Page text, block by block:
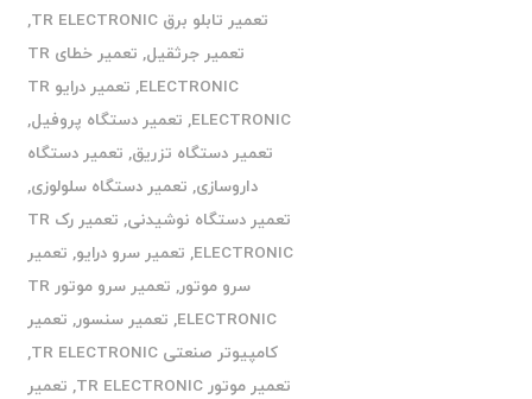
تعمیر تابلو برق TR ELECTRONIC
,
تعمیر جرثقیل,
تعمیر خطای TR
ELECTRONIC
,
تعمیر درایو TR
ELECTRONIC
, تعمیر دستگاه پروفیل,
تعمیر دستگاه تزریق, تعمیر دستگاه
داروسازی, تعمیر دستگاه سلولوزی,
تعمیر دستگاه نوشیدنی,
تعمیر رک TR
ELECTRONIC
, تعمیر سرو درایو, تعمیر
سرو موتور,
تعمیر سرو موتور TR
ELECTRONIC
, تعمیر سنسور, تعمیر
کامپیوتر صنعتی TR ELECTRONIC
,
تعمیر موتور TR ELECTRONIC
, تعمیر